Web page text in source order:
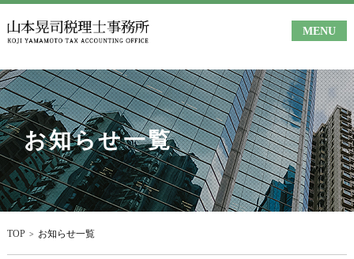
MENU
お知らせ一覧
TOP お知らせ一覧